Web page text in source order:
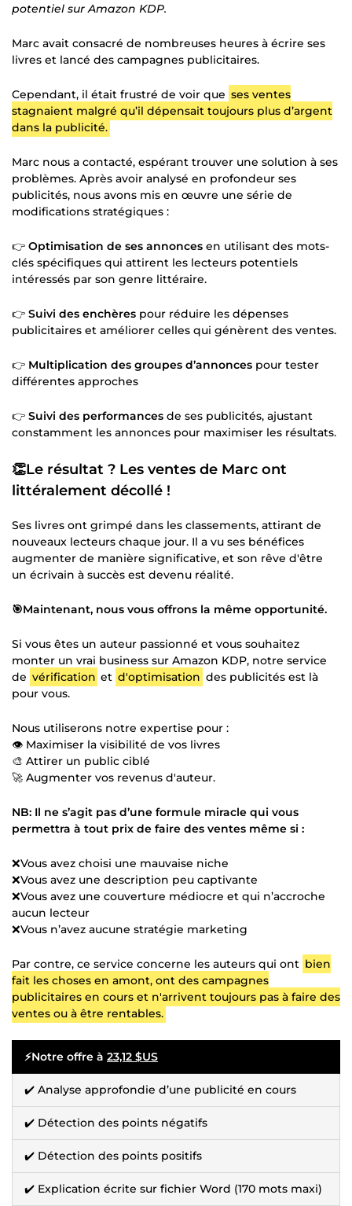
potentiel sur Amazon KDP.
Marc avait consacré de nombreuses heures à écrire ses
livres et lancé des campagnes publicitaires.
Cependant, il était frustré de voir que ses ventes
stagnaient malgré qu’il dépensait toujours plus d’argent
dans la publicité.
Marc nous a contacté, espérant trouver une solution à ses
problèmes. Après avoir analysé en profondeur ses
publicités, nous avons mis en œuvre une série de
modifications stratégiques :
👉 Optimisation de ses annonces en utilisant des mots-
clés spécifiques qui attirent les lecteurs potentiels
intéressés par son genre littéraire.
👉 Suivi des enchères pour réduire les dépenses
publicitaires et améliorer celles qui génèrent des ventes.
👉 Multiplication des groupes d’annonces pour tester
différentes approches
👉 Suivi des performances de ses publicités, ajustant
constamment les annonces pour maximiser les résultats.
👏Le résultat ? Les ventes de Marc ont
littéralement décollé !
Ses livres ont grimpé dans les classements, attirant de
nouveaux lecteurs chaque jour. Il a vu ses bénéfices
augmenter de manière significative, et son rêve d'être
un écrivain à succès est devenu réalité.
🎯Maintenant, nous vous offrons la même opportunité.
Si vous êtes un auteur passionné et vous souhaitez
monter un vrai business sur Amazon KDP, notre service
de vérification et d'optimisation des publicités est là
pour vous.
Nous utiliserons notre expertise pour :
👁️ Maximiser la visibilité de vos livres
🎨 Attirer un public ciblé
🚀 Augmenter vos revenus d'auteur.
NB: Il ne s’agit pas d’une formule miracle qui vous
permettra à tout prix de faire des ventes même si :
❌Vous avez choisi une mauvaise niche
❌Vous avez une description peu captivante
❌Vous avez une couverture médiocre et qui n’accroche
aucun lecteur
❌Vous n’avez aucune stratégie marketing
Par contre, ce service concerne les auteurs qui ont bien
fait les choses en amont, ont des campagnes
publicitaires en cours et n'arrivent toujours pas à faire des
ventes ou à être rentables.
⚡Notre offre à 23,12 $US
✔️ Analyse approfondie d’une publicité en cours
✔️ Détection des points négatifs
✔️ Détection des points positifs
✔️ Explication écrite sur fichier Word (170 mots maxi)